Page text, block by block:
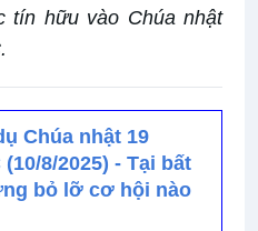
tín hữu vào Chúa nhật
Chúa nhật 19
8/2025) - Tại bất
bỏ lỡ cơ hội nào